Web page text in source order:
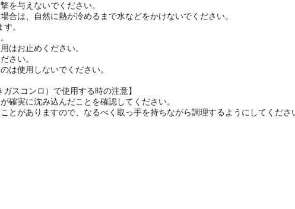
のを使用しないでください。
を与えないでください。
合は、自然に熱が冷めるまで水などをかけないでください。
。
はお止めください。
さい。
スコンロ）で使用する時の注意】
確実に沈み込んだことを確認してください。